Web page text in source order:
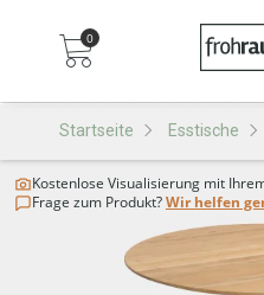
0
Startseite Esstische
Kostenlose Visualisierung mit
Frage zum Produkt?Wir helfen